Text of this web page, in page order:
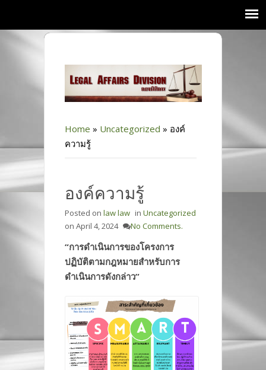
Home » Uncategorized » องค์
ความรู้
องค์ความรู้
Posted on law law in Uncategorized
on April 4, 2024 No Comments.
“การดำเนินการของโครงการ
ปฏิบัติตามกฎหมายสำหรับการ
ดำเนินการดังกล่าว”